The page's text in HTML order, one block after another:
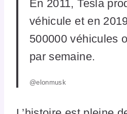
En 2011, Tesla
véhicule et en
500000 véhicules
par semaine.
@elonmusk